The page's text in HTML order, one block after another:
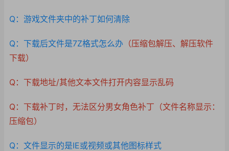
Q：游戏文件夹中的补丁如何清除
Q：下载后文件是7Z格式怎么办 （压缩包解压、解压软件
下载）
Q：下载地址/其他文本文件打开内容显示乱码
Q：下载补丁时，无法区分男女角色补丁（文件名称显示：
压缩包）
Q：文件显示的是IE或视频或其他图标样式